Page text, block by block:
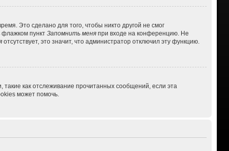
Это сделано для того, чтобы никто другой не смог
флажком пункт Запомнить меняпри входе на конференцию. Не
отсутствует, это значит, что администратор отключил эту функцию.
как отслеживание прочитанных сообщений, если эта
может помочь.